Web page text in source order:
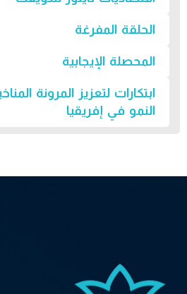
الحلقة المفرغة
المحصلة الإيجابية
ابتكارات لتعزيز المرونة
النمو في إفريقيا